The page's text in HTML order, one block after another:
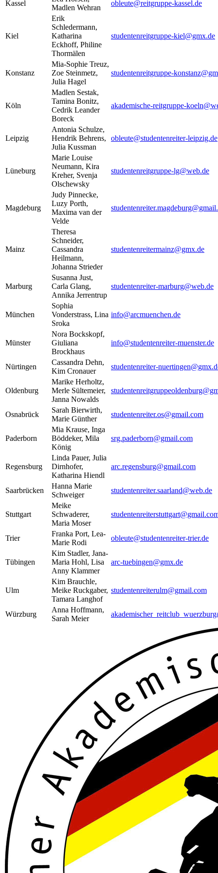
Kassel
Madlen Wehran
obleute@reitgruppe-kassel.de
Kiel
Erik
Schledermann,
Katharina
Eckhoff, Philine
Thormälen
studentenreitgruppe-kiel@gmx.de
Konstanz
Mia-Sophie Treuz,
Zoe Steinmetz,
Julia Hagel
studentenreitgruppe-
Köln
Madlen Sestak,
Tamina Bonitz,
Cedrik Leander
Boreck
akademische-reitgruppe-
Leipzig
Antonia Schulze,
Hendrik Behrens,
Julia Kussman
obleute@studentenreiter-leipzig.de
Lüneburg
Marie Louise
Neumann, Kira
Kreher, Svenja
Olschewsky
studentenreitgruppe-lg@web.de
Magdeburg
Judy Pinnecke,
Luzy Porth,
Maxima van der
Velde
Mainz
Theresa
Schneider,
Cassandra
Heilmann,
Johanna Strieder
studentenreitermainz@gmx.de
Marburg
Susanna Just,
Carla Glang,
Annika Jerrentrup
studentenreiter-marburg@web.de
München
Sophia
Vonderstrass, Lina
Sroka
info@arcmuenchen.de
Münster
Nora Bockskopf,
Giuliana
Brockhaus
info@studentenreiter-muenster.de
Nürtingen
Cassandra Dehn,
Kim Cronauer
studentenreiter-
Oldenburg
Marike Herholtz,
Merle Sültemeier,
Janna Nowalds
Osnabrück
Sarah Bierwirth,
Marie Günther
studentenreiter.os@gmail.com
Paderborn
Mia Krause, Inga
Böddeker, Mila
König
srg.paderborn@gmail.com
Regensburg
Linda Pauer, Julia
Dirnhofer,
Katharina Hiendl
arc.regensburg@gmail.com
Saarbrücken
Hanna Marie
Schweiger
studentenreiter.saarland@web.de
Stuttgart
Meike
Schwaderer,
Maria Moser
Trier
Franka Port, Lea-
Marie Rodi
obleute@studentenreiter-trier.de
Tübingen
Kim Stadler, Jana-
Maria Hohl, Lisa
Anny Klammer
arc-tuebingen@gmx.de
Ulm
Kim Brauchle,
Meike Ruckgaber,
Tamara Langhof
studentenreiterulm@gmail.com
Würzburg
Anna Hoffmann,
Sarah Meier